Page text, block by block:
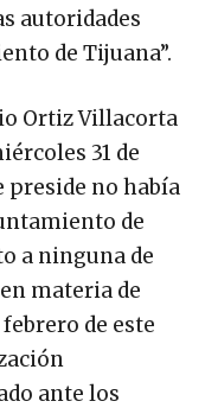
autoridades
de Tijuana”.
Ortiz Villacorta
31 de
preside no había
de
a ninguna de
materia de
de este
ante los